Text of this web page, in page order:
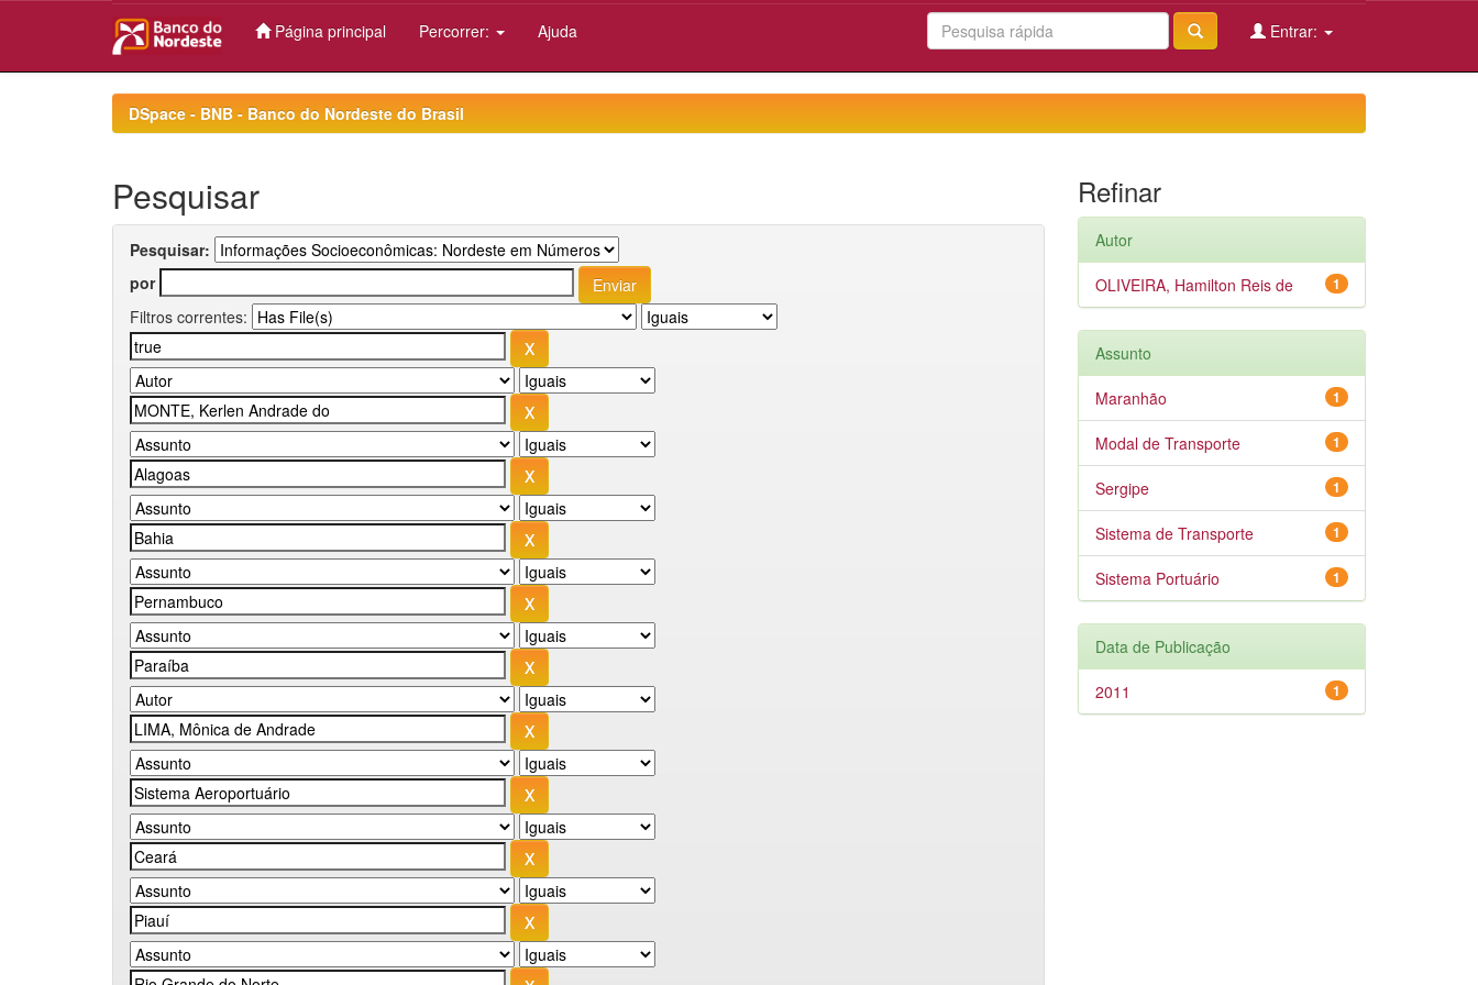
Página principal Percorrer: Ajuda Entrar:
DSpace - BNB - Banco do Nordeste do Brasil
Pesquisar
Pesquisar:
por
Filtros correntes:
Refinar
Autor
1
OLIVEIRA, Hamilton Reis de
Assunto
1
Maranhão
1
Modal de Transporte
1
Sergipe
1
Sistema de Transporte
1
Sistema Portuário
Data de Publicação
1
2011